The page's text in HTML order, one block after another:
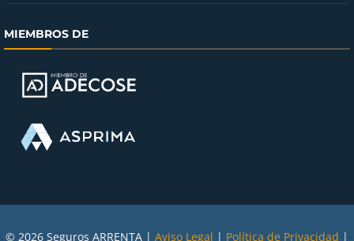
MIEMBROS DE
© 2026 Seguros ARRENTA | Aviso Legal | Política de Privacidad |